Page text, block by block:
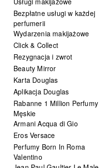
Bezpłatne usługi w każdej
perfumerii
Wydarzenia makijażowe
Click & Collect
Rezygnacja i zwrot
Beauty Mirror
Karta Douglas
Aplikacja Douglas
Rabanne 1 Million Perfumy
Męskie
Armani Acqua di Gio
Eros Versace
Perfumy Born In Roma
Valentino